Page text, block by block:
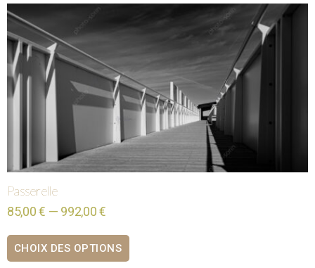
Passerelle
85,00 € — 992,00 €
CHOIX DES OPTIONS